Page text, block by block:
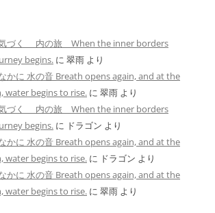
づく 内の旅 When the inner borders
begins. に 翠雨 より
かに 水の音 Breath opens again, and at the
water begins to rise. に 翠雨 より
づく 内の旅 When the inner borders
begins. に ドラゴン より
かに 水の音 Breath opens again, and at the
water begins to rise. に ドラゴン より
かに 水の音 Breath opens again, and at the
water begins to rise. に 翠雨 より